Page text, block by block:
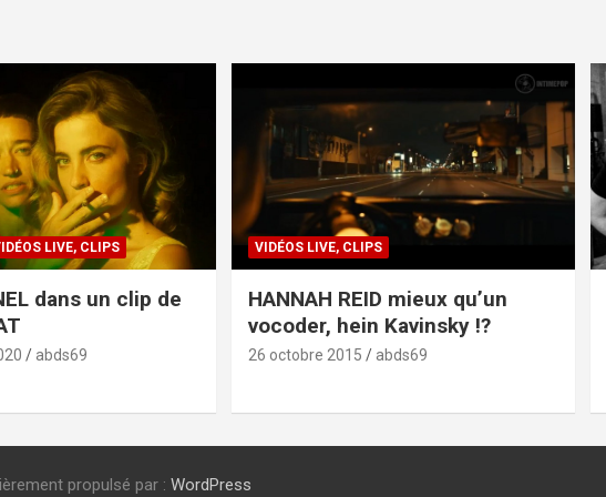
LIVE, CLIPS
dans un clip de
abds69
VIDÉOS LIVE, CLIPS
HANNAH REID mieux qu’un
vocoder, hein Kavinsky !?
26 octobre 2015 abds69
propulsé par : WordPress